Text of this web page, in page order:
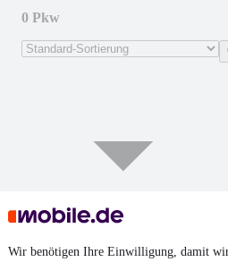
Wir benötigen Ihre Einwilligung, damit
0 Pkw